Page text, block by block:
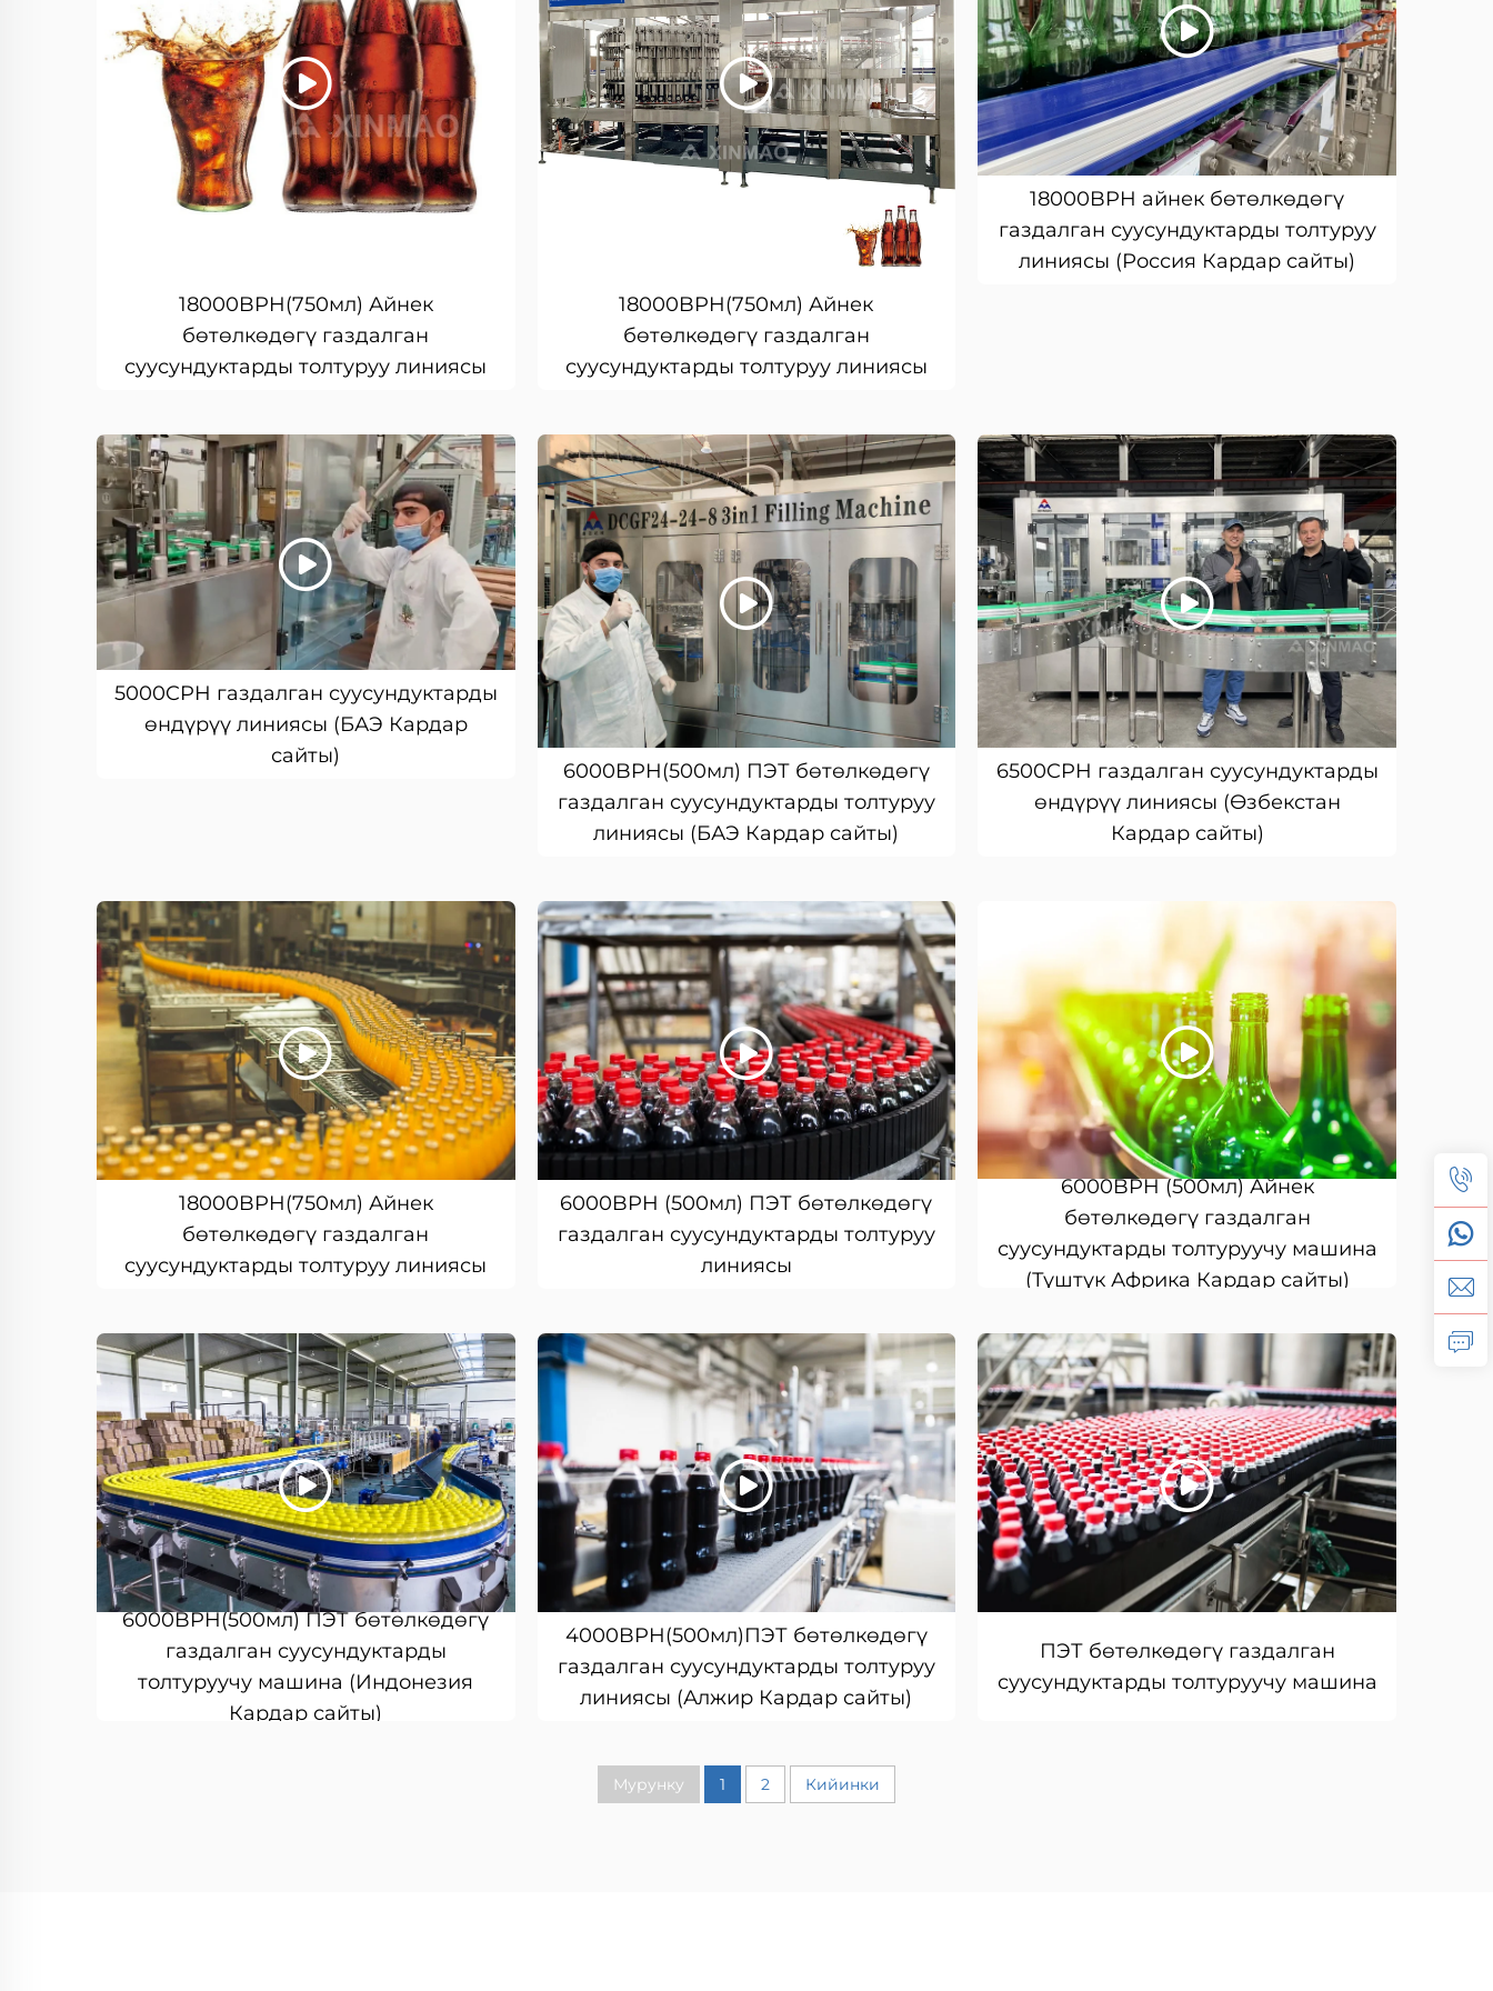
18000BPH(750мл) Айнек
бөтөлкөдөгү газдалган
суусундуктарды толтуруу линиясы
18000BPH(750мл) Айнек
бөтөлкөдөгү газдалган
суусундуктарды толтуруу линиясы
18000BPH айнек бөтөлкөдөгү
газдалган суусундуктарды толтуруу
линиясы (Россия Кардар сайты)
5000CPH газдалган суусундуктарды
өндүрүү линиясы (БАЭ Кардар
сайты)
6000BPH(500мл) ПЭТ бөтөлкөдөгү
газдалган суусундуктарды толтуруу
линиясы (БАЭ Кардар сайты)
6500CPH газдалган суусундуктарды
өндүрүү линиясы (Өзбекстан
Кардар сайты)
18000BPH(750мл) Айнек
бөтөлкөдөгү газдалган
суусундуктарды толтуруу линиясы
6000BPH (500мл) ПЭТ бөтөлкөдөгү
газдалган суусундуктарды толтуруу
линиясы
6000BPH (500мл) Айнек
бөтөлкөдөгү газдалган
суусундуктарды толтуруучу машина
(Түштүк Африка Кардар сайты)
6000BPH(500мл) ПЭТ бөтөлкөдөгү
газдалган суусундуктарды
толтуруучу машина (Индонезия
Кардар сайты)
4000BPH(500мл)ПЭТ бөтөлкөдөгү
газдалган суусундуктарды толтуруу
линиясы (Алжир Кардар сайты)
ПЭТ бөтөлкөдөгү газдалган
суусундуктарды толтуруучу машина
Мурунку 1 2 Кийинки